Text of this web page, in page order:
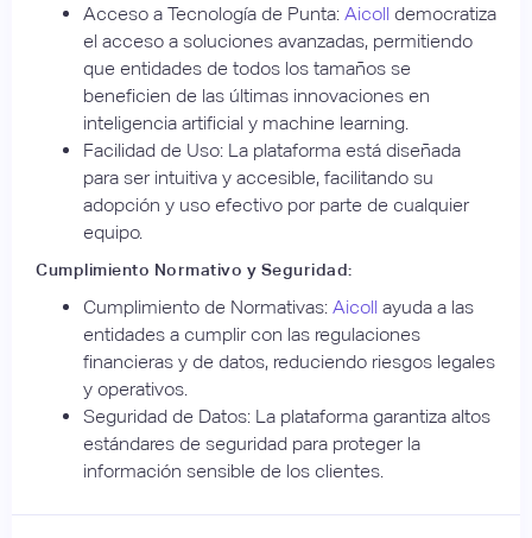
Acceso a Tecnología de Punta: Aicoll democratiza
el acceso a soluciones avanzadas, permitiendo
que entidades de todos los tamaños se
beneficien de las últimas innovaciones en
inteligencia artificial y machine learning.
Facilidad de Uso: La plataforma está diseñada
para ser intuitiva y accesible, facilitando su
adopción y uso efectivo por parte de cualquier
equipo.
Cumplimiento Normativo y Seguridad:
Cumplimiento de Normativas: Aicoll ayuda a las
entidades a cumplir con las regulaciones
financieras y de datos, reduciendo riesgos legales
y operativos.
Seguridad de Datos: La plataforma garantiza altos
estándares de seguridad para proteger la
información sensible de los clientes.